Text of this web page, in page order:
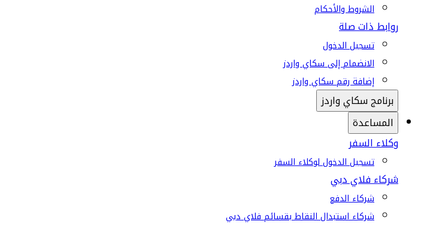
الشروط والأحكام
روابط ذات صلة
تسجيل الدخول
الانضمام إلى سكاي واردز
إضافة رقم سكاي واردز
برنامج سكاي واردز
المساعدة
وكلاء السفر
تسجيل الدخول لوكلاء السفر
شركاء فلاي دبي
شركاء الدفع
شركاء استبدال النقاط بقسائم فلاي دبي